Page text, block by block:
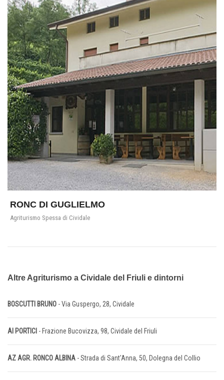
RONC DI GUGLIELMO
Agriturismo Spessa di Cividale
Altre Agriturismo a Cividale del Friuli e dintorni
BOSCUTTI BRUNO - Via Guspergo, 28, Cividale
AI PORTICI - Frazione Bucovizza, 98, Cividale del Friuli
AZ AGR. RONCO ALBINA - Strada di Sant'Anna, 50, Dolegna del Collio